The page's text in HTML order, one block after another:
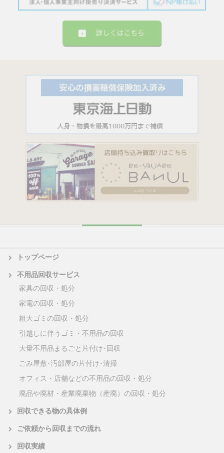
トップページ
不用品回収サービス
家具の回収・処分
家電の回収・処分
粗大ゴミの回収・処分
引越しに伴うゴミ・不用品の回収
大量不用品まるごと片付け･回収
ごみ屋敷･汚部屋の片付け･清掃
オフィス・店舗などの不用品の回収・処分
廃品や廃材・産業廃棄物（産廃）の回収・処分
回収できる物の具体例
ご依頼から回収までの流れ
回収実績